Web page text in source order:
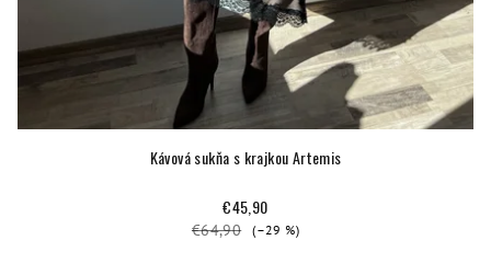
Kávová sukňa s krajkou Artemis
€45,90
€64,90 (–29 %)